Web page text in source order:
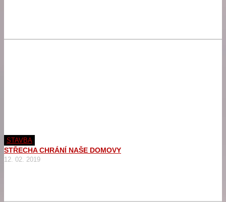
STAVBA
STŘECHA CHRÁNÍ NAŠE DOMOVY
12. 02. 2019